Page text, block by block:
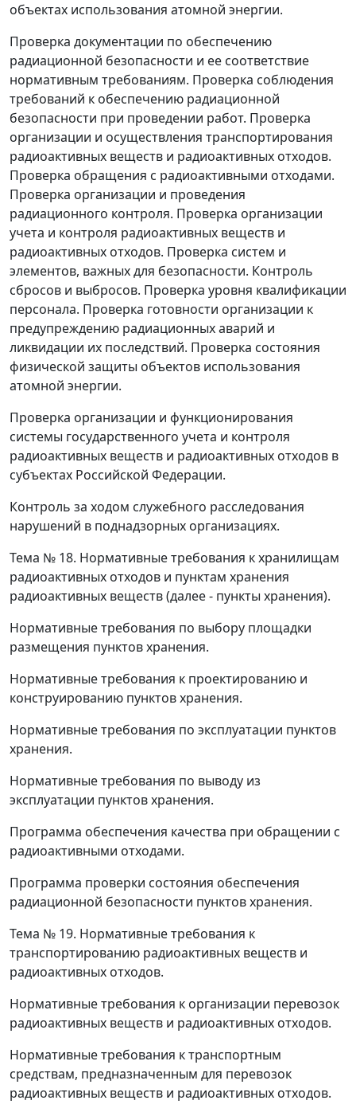
объектах использования атомной энергии.
Проверка документации по обеспечению
радиационной безопасности и ее соответствие
нормативным требованиям. Проверка соблюдения
требований к обеспечению радиационной
безопасности при проведении работ. Проверка
организации и осуществления транспортирования
радиоактивных веществ и радиоактивных отходов.
Проверка обращения с радиоактивными отходами.
Проверка организации и проведения
радиационного контроля. Проверка организации
учета и контроля радиоактивных веществ и
радиоактивных отходов. Проверка систем и
элементов, важных для безопасности. Контроль
сбросов и выбросов. Проверка уровня квалификации
персонала. Проверка готовности организации к
предупреждению радиационных аварий и
ликвидации их последствий. Проверка состояния
физической защиты объектов использования
атомной энергии.
Проверка организации и функционирования
системы государственного учета и контроля
радиоактивных веществ и радиоактивных отходов в
субъектах Российской Федерации.
Контроль за ходом служебного расследования
нарушений в поднадзорных организациях.
Тема № 18. Нормативные требования к хранилищам
радиоактивных отходов и пунктам хранения
радиоактивных веществ (далее - пункты хранения).
Нормативные требования по выбору площадки
размещения пунктов хранения.
Нормативные требования к проектированию и
конструированию пунктов хранения.
Нормативные требования по эксплуатации пунктов
хранения.
Нормативные требования по выводу из
эксплуатации пунктов хранения.
Программа обеспечения качества при обращении с
радиоактивными отходами.
Программа проверки состояния обеспечения
радиационной безопасности пунктов хранения.
Тема № 19. Нормативные требования к
транспортированию радиоактивных веществ и
радиоактивных отходов.
Нормативные требования к организации перевозок
радиоактивных веществ и радиоактивных отходов.
Нормативные требования к транспортным
средствам, предназначенным для перевозок
радиоактивных веществ и радиоактивных отходов.